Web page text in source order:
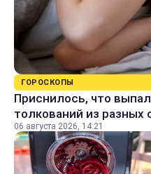
ГОРОСКОПЫ
Приснилось, что
толкований из разных
06 августа 2026, 14:21